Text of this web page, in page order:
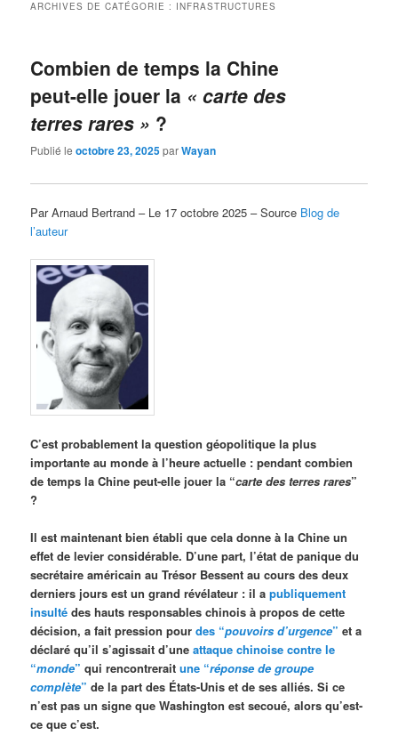
ARCHIVES DE CATÉGORIE : INFRASTRUCTURES
Combien de temps la Chine
peut-elle jouer la « carte des
terres rares » ?
Publié leoctobre 23, 2025parWayan
Par Arnaud Bertrand – Le 17 octobre 2025 – Source Blog de
l’auteur
C’est probablement la question géopolitique la plus
importante au monde à l’heure actuelle : pendant combien
de temps la Chine peut-elle jouer la “carte des terres rares”
?
Il est maintenant bien établi que cela donne à la Chine un
effet de levier considérable. D’une part, l’état de panique du
secrétaire américain au Trésor Bessent au cours des deux
derniers jours est un grand révélateur : il apubliquement
insulté des hauts responsables chinois à propos de cette
décision, a fait pression pourdes “pouvoirs d’urgence” et a
déclaré qu’il s’agissait d’uneattaque chinoise contre le
“monde” qui rencontreraitune “réponse de groupe
complète” de la part des États-Unis et de ses alliés. Si ce
n’est pas un signe que Washington est secoué, alors qu’est-
ce que c’est.